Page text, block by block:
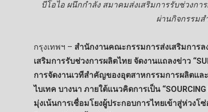
บีโอไอ ผนึกกำลัง สมาคมส่งเสริมการรับช่วงก
ผ่านกิจกรรมส
กรุงเทพฯ – สำนักงานคณะกรรมการส่งเสริมการ
เสริมการรับช่วงการผลิตไทย จัดงานแถลงข่าว
การจัดงานเวทีสำคัญของอุตสาหกรรมการผลิตแ
ไบเทค บางนา ภายใต้แนวคิดการเป็น “SOURCING
มุ่งเน้นการเชื่อมโยงผู้ประกอบการไทยเข้าสู่ห่วง